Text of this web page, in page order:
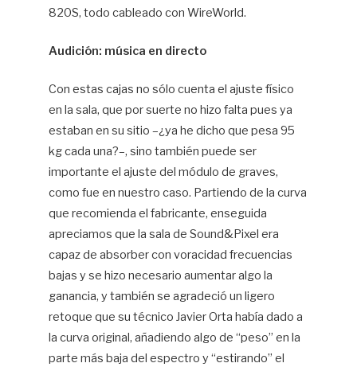
820S, todo cableado con WireWorld.
Audición: música en directo
Con estas cajas no sólo cuenta el ajuste físico
en la sala, que por suerte no hizo falta pues ya
estaban en su sitio –¿ya he dicho que pesa 95
kg cada una?–, sino también puede ser
importante el ajuste del módulo de graves,
como fue en nuestro caso. Partiendo de la curva
que recomienda el fabricante, enseguida
apreciamos que la sala de Sound&Pixel era
capaz de absorber con voracidad frecuencias
bajas y se hizo necesario aumentar algo la
ganancia, y también se agradeció un ligero
retoque que su técnico Javier Orta había dado a
la curva original, añadiendo algo de “peso” en la
parte más baja del espectro y “estirando” el